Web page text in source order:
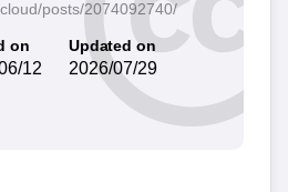
posts/2074092740/
on
12
Updated on
2026/07/29